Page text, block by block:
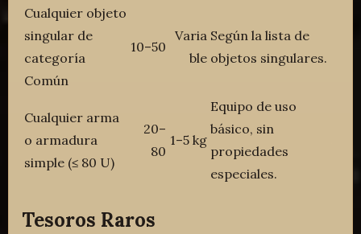
Cualquier objeto
singular de
categoría
Común
10–50
Varia
ble
Según la lista de
objetos singulares.
Cualquier arma
o armadura
simple (≤ 80 U)
20–
80
1–5 kg
Equipo de uso
básico, sin
propiedades
especiales.
Tesoros Raros